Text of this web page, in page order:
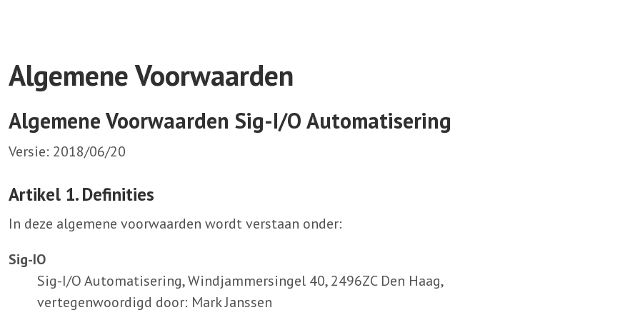
Algemene Voorwaarden
Algemene Voorwaarden Sig-I/O Automatisering
Versie: 2018/06/20
Artikel 1. Definities
In deze algemene voorwaarden wordt verstaan onder:
Sig-IO
Sig-I/O Automatisering, Windjammersingel 40, 2496ZC Den Haag,
vertegenwoordigd door: Mark Janssen